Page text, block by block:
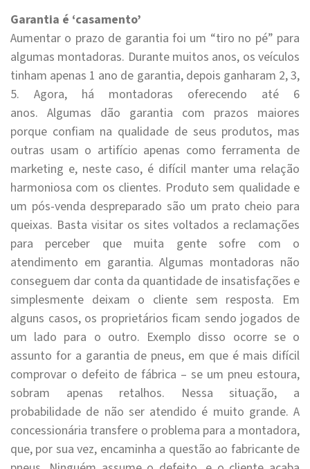
Garantia é ‘casamento’
Aumentar o prazo de garantia foi um “tiro no pé” para
algumas montadoras. Durante muitos anos, os veículos
tinham apenas 1 ano de garantia, depois ganharam 2, 3,
5. Agora, há montadoras oferecendo até 6
anos. Algumas dão garantia com prazos maiores
porque confiam na qualidade de seus produtos, mas
outras usam o artifício apenas como ferramenta de
marketing e, neste caso, é difícil manter uma relação
harmoniosa com os clientes. Produto sem qualidade e
um pós-venda despreparado são um prato cheio para
queixas. Basta visitar os sites voltados a reclamações
para perceber que muita gente sofre com o
atendimento em garantia. Algumas montadoras não
conseguem dar conta da quantidade de insatisfações e
simplesmente deixam o cliente sem resposta. Em
alguns casos, os proprietários ficam sendo jogados de
um lado para o outro. Exemplo disso ocorre se o
assunto for a garantia de pneus, em que é mais difícil
comprovar o defeito de fábrica – se um pneu estoura,
sobram apenas retalhos. Nessa situação, a
probabilidade de não ser atendido é muito grande. A
concessionária transfere o problema para a montadora,
que, por sua vez, encaminha a questão ao fabricante de